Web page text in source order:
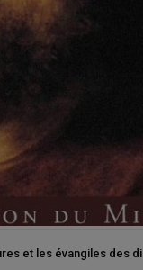
et les évangiles des